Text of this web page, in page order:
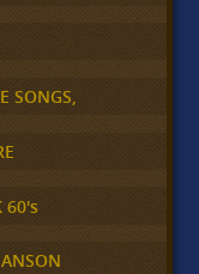
SONGS,
60's